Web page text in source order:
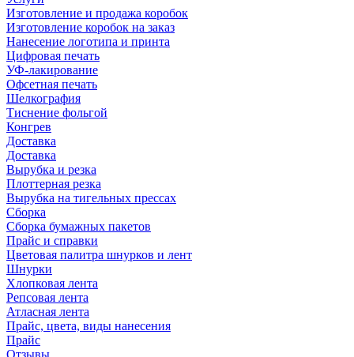
Изготовление и продажа коробок
Изготовление коробок на заказ
Нанесение логотипа и принта
Цифровая печать
УФ-лакирование
Офсетная печать
Шелкография
Тиснение фольгой
Конгрев
Доставка
Доставка
Вырубка и резка
Плоттерная резка
Вырубка на тигельных прессах
Сборка
Сборка бумажных пакетов
Прайс и справки
Цветовая палитра шнурков и лент
Шнурки
Хлопковая лента
Репсовая лента
Атласная лента
Прайс, цвета, виды нанесения
Прайс
Отзывы